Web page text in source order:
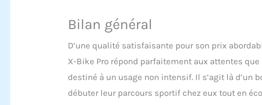
Bilan général
D’une qualité satisfaisante pour son prix
X-Bike Pro répond parfaitement aux attentes
destiné à un usage non intensif. Il s’agit là
débuter leur parcours sportif chez eux tout en